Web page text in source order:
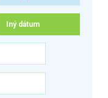
Iný dátum